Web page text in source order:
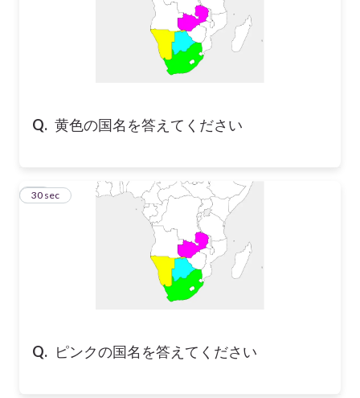
Q. 黄色の国名を答えてください
Q. ピンクの国名を答えてください
20
30 sec